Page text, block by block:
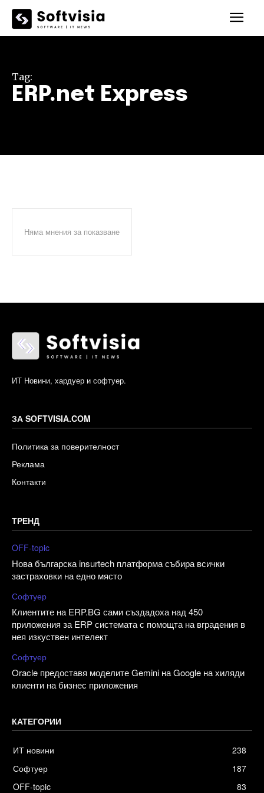
Tag:
ERP.net Express
Няма мнения за показване
ИТ Новини, хардуер и софтуер.
ЗА SOFTVISIA.COM
Политика за поверителност
Реклама
Контакти
ТРЕНД
OFF-topic
Нова българска insurtech платформа събира всички
застраховки на едно място
Софтуер
Клиентите на ERP.BG сами създадоха над 450
приложения за ERP системата с помощта на вградения в
нея изкуствен интелект
Софтуер
Oracle предоставя моделите Gemini на Google на хиляди
клиенти на бизнес приложения
КАТЕГОРИИ
ИТ новини
238
Софтуер
187
OFF-topic
83